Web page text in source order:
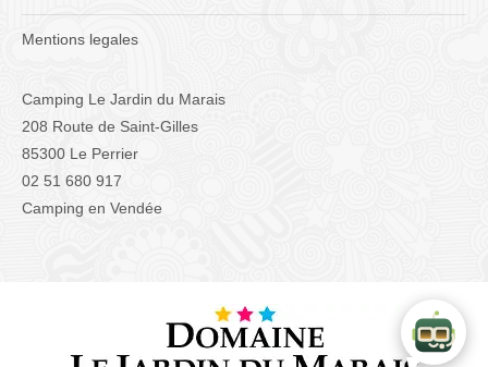
Mentions legales
Camping Le Jardin du Marais
208 Route de Saint-Gilles
85300 Le Perrier
02 51 680 917
Camping en Vendée